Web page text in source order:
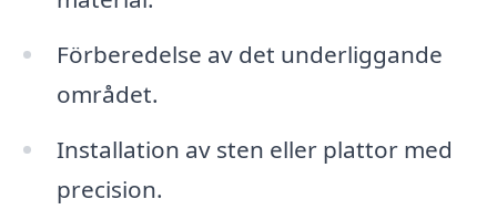
Förberedelse av det underliggande
området.
Installation av sten eller plattor med
precision.